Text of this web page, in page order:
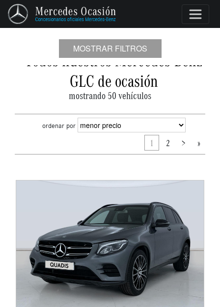
MOSTRAR FILTROS
Todos nuestros Mercedes-Benz
GLC de ocasión
mostrando 50 vehículos
ordenar por
1 2 > »